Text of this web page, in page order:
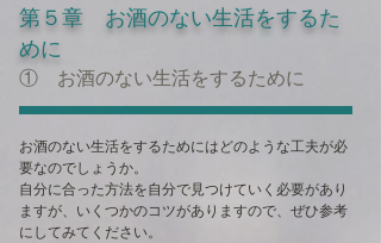
​第５章 お酒のない生活をするた
めに
① お酒のない生活をするために
お酒のない生活をするためにはどのような工夫が必
要なのでしょうか。
​自分に合った方法を自分で見つけていく必要があり
ますが、いくつかのコツがありますので、ぜひ参考
にしてみてください。